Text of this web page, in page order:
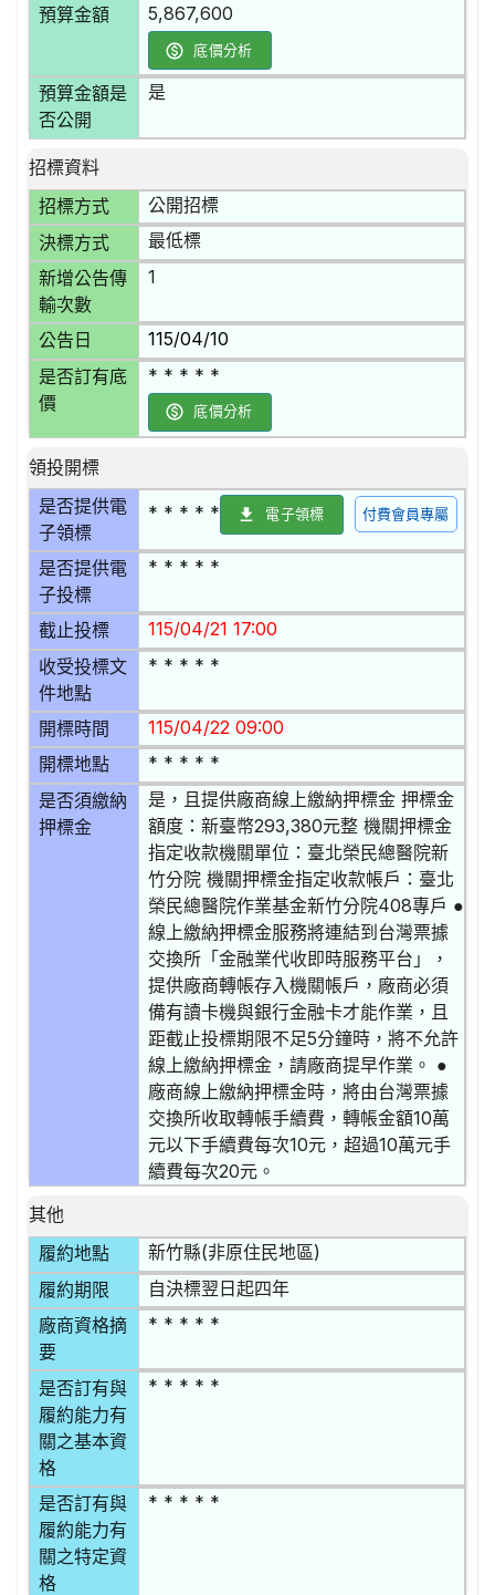
預算金額 5,867,600
底價分析
預算金額是
否公開
是
招標資料
招標方式
公開招標
決標方式 最低標
新增公告傳
輸次數
1
公告日 115/04/10
是否訂有底
價
* * * * *
底價分析
領投開標
是否提供電
子領標
* * * * * 電子領標 付費會員專屬
是否提供電
子投標
* * * * *
截止投標 115/04/21 17:00
收受投標文
件地點
* * * * *
開標時間 115/04/22 09:00
開標地點 * * * * *
是否須繳納
押標金
是，且提供廠商線上繳納押標金 押標金
額度：新臺幣293,380元整 機關押標金
指定收款機關單位：臺北榮民總醫院新
竹分院 機關押標金指定收款帳戶：臺北
榮民總醫院作業基金新竹分院408專戶 ●
線上繳納押標金服務將連結到台灣票據
交換所「金融業代收即時服務平台」，
提供廠商轉帳存入機關帳戶，廠商必須
備有讀卡機與銀行金融卡才能作業，且
距截止投標期限不足5分鐘時，將不允許
線上繳納押標金，請廠商提早作業。 ●
廠商線上繳納押標金時，將由台灣票據
交換所收取轉帳手續費，轉帳金額10萬
元以下手續費每次10元，超過10萬元手
續費每次20元。
其他
履約地點
新竹縣(非原住民地區)
履約期限 自決標翌日起四年
廠商資格摘
要
* * * * *
是否訂有與
履約能力有
關之基本資
格
* * * * *
是否訂有與
履約能力有
關之特定資
格
* * * * *